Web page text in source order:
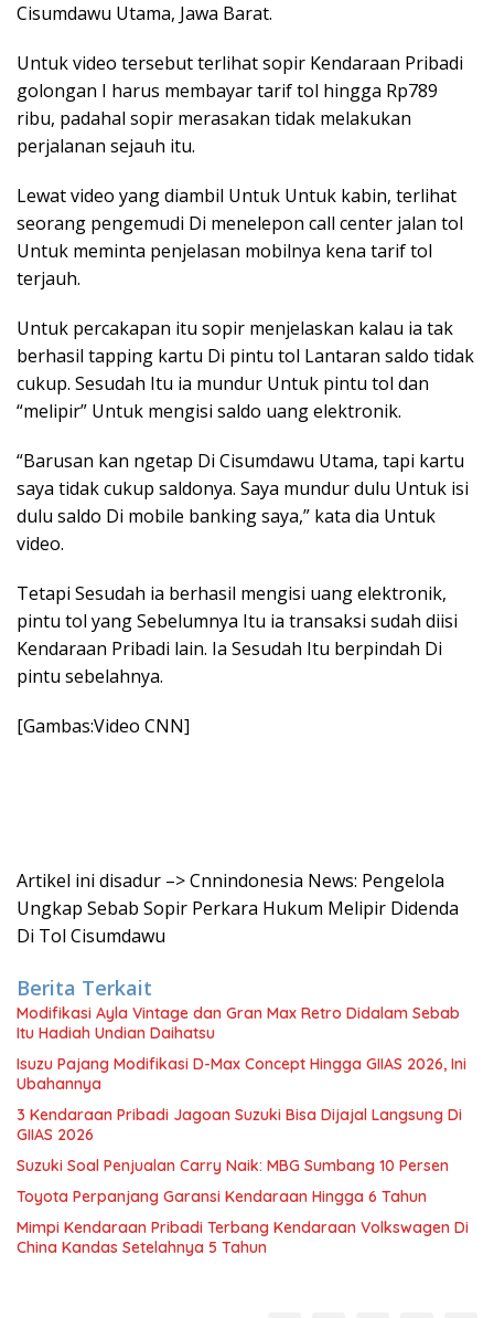
Cisumdawu Utama, Jawa Barat.
Untuk video tersebut terlihat sopir Kendaraan Pribadi
golongan I harus membayar tarif tol hingga Rp789
ribu, padahal sopir merasakan tidak melakukan
perjalanan sejauh itu.
Lewat video yang diambil Untuk Untuk kabin, terlihat
seorang pengemudi Di menelepon call center jalan tol
Untuk meminta penjelasan mobilnya kena tarif tol
terjauh.
Untuk percakapan itu sopir menjelaskan kalau ia tak
berhasil tapping kartu Di pintu tol Lantaran saldo tidak
cukup. Sesudah Itu ia mundur Untuk pintu tol dan
“melipir” Untuk mengisi saldo uang elektronik.
“Barusan kan ngetap Di Cisumdawu Utama, tapi kartu
saya tidak cukup saldonya. Saya mundur dulu Untuk isi
dulu saldo Di mobile banking saya,” kata dia Untuk
video.
Tetapi Sesudah ia berhasil mengisi uang elektronik,
pintu tol yang Sebelumnya Itu ia transaksi sudah diisi
Kendaraan Pribadi lain. Ia Sesudah Itu berpindah Di
pintu sebelahnya.
[Gambas:Video CNN]
Artikel ini disadur –> Cnnindonesia News: Pengelola
Ungkap Sebab Sopir Perkara Hukum Melipir Didenda
Di Tol Cisumdawu
Berita Terkait
Modifikasi Ayla Vintage dan Gran Max Retro Didalam Sebab
Itu Hadiah Undian Daihatsu
Isuzu Pajang Modifikasi D-Max Concept Hingga GIIAS 2026, Ini
Ubahannya
3 Kendaraan Pribadi Jagoan Suzuki Bisa Dijajal Langsung Di
GIIAS 2026
Suzuki Soal Penjualan Carry Naik: MBG Sumbang 10 Persen
Toyota Perpanjang Garansi Kendaraan Hingga 6 Tahun
Mimpi Kendaraan Pribadi Terbang Kendaraan Volkswagen Di
China Kandas Setelahnya 5 Tahun